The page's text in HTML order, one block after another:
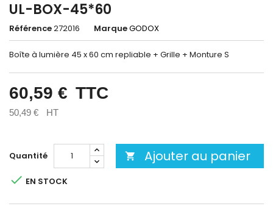
UL-BOX-45*60
Référence272016 MarqueGODOX
Boîte à lumière 45 x 60 cm repliable + Grille + Monture S
60,59 € TTC
50,49 € HT
Quantité  Ajouter au panier
 EN STOCK